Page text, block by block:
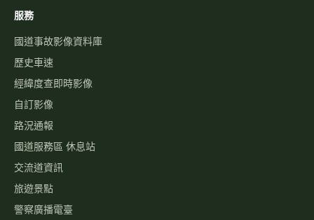
服務
國道事故影像資料庫
歷史車速
經緯度查即時影像
自訂影像
路況通報
國道服務區 休息站
交流道資訊
旅遊景點
警察廣播電臺